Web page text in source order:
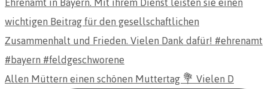
Allen Müttern einen schönen Muttertag 💐 Vielen D